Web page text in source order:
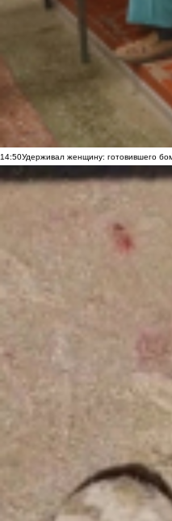
14:50Удерживал женщину: готовившего